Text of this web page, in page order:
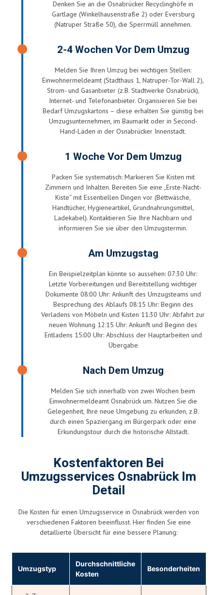
Denken Sie an die Osnabrücker Recyclinghöfe in
Gartlage (Winkelhausenstraße 2) oder Eversburg
(Natruper Straße 50), die Sperrmüll annehmen.
2-4 Wochen Vor Dem Umzug
Melden Sie Ihren Umzug bei wichtigen Stellen:
Einwohnermeldeamt (Stadthaus 1, Natruper-Tor-Wall 2),
Strom- und Gasanbieter (z.B. Stadtwerke Osnabrück),
Internet- und Telefonanbieter. Organisieren Sie bei
Bedarf Umzugskartons – diese erhalten Sie günstig bei
Umzugsunternehmen, im Baumarkt oder in Second-
Hand-Läden in der Osnabrücker Innenstadt.
1 Woche Vor Dem Umzug
Packen Sie systematisch: Markieren Sie Kisten mit
Zimmern und Inhalten. Bereiten Sie eine „Erste-Nacht-
Kiste“ mit Essentiellen Dingen vor (Bettwäsche,
Handtücher, Hygieneartikel, Grundnahrungsmittel,
Ladekabel). Kontaktieren Sie Ihre Nachbarn und
informieren Sie sie über den Umzugstermin.
Am Umzugstag
Ein Beispielzeitplan könnte so aussehen: 07:30 Uhr:
Letzte Vorbereitungen und Bereitstellung wichtiger
Dokumente 08:00 Uhr: Ankunft des Umzugsteams und
Besprechung des Ablaufs 08:15 Uhr: Beginn des
Verladens von Möbeln und Kisten 11:30 Uhr: Abfahrt zur
neuen Wohnung 12:15 Uhr: Ankunft und Beginn des
Entladens 15:00 Uhr: Abschluss der Hauptarbeiten und
Übergabe
Nach Dem Umzug
Melden Sie sich innerhalb von zwei Wochen beim
Einwohnermeldeamt Osnabrück um. Nutzen Sie die
Gelegenheit, Ihre neue Umgebung zu erkunden, z.B.
durch einen Spaziergang im Bürgerpark oder eine
Erkundungstour durch die historische Altstadt.
Kostenfaktoren Bei
Umzugsservices Osnabrück Im
Detail
Die Kosten für einen Umzugsservice in Osnabrück werden von
verschiedenen Faktoren beeinflusst. Hier finden Sie eine
detaillierte Übersicht für eine bessere Planung:
Umzugstyp
Durchschnittliche
Kosten
Besonderheiten